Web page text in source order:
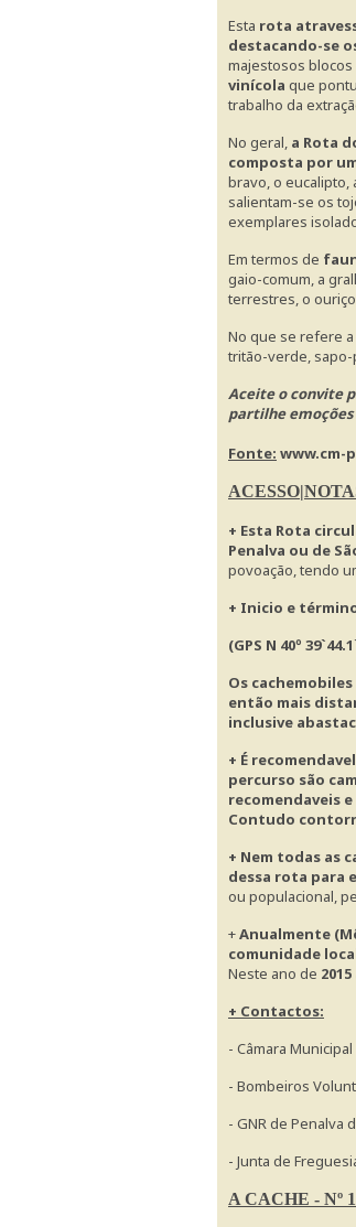
Esta rota
destacando-se
majestosos
vinícola que
trabalho da
No geral, a Rota
composta por
bravo, o eucalipto,
salientam-se os
exemplares
Em termos de
gaio-comum, a
terrestres, o
No que se refere
tritão-verde, sapo-
Aceite o convite
partilhe
Fonte: www.cm-
+ Esta Rota
Penalva ou de
povoação, tendo
+ Inicio e
(GPS N 40º
Os
então mais
inclusive
+ É
percurso são
recomendaveis
Contudo
+ Nem todas as
dessa rota para
ou populacional,
+Anualmente
comunidade
Neste ano de
+ Contactos:
- Câmara
- Bombeiros
- GNR de Penalva
- Junta de
A CACHE - Nº